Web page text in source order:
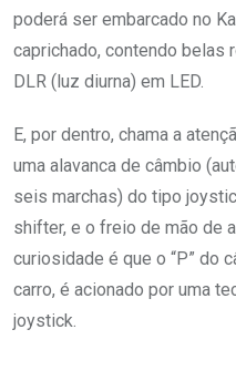
poderá ser embarcado no
caprichado, contendo belas
DLR (luz diurna) em LED.
E, por dentro, chama a
uma alavanca de câmbio
seis marchas) do tipo
shifter, e o freio de mão de
curiosidade é que o “P” do
carro, é acionado por uma
joystick.